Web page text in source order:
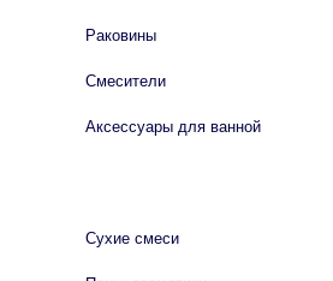
Раковины
Смесители
Аксессуары для ванной
Сухие смеси